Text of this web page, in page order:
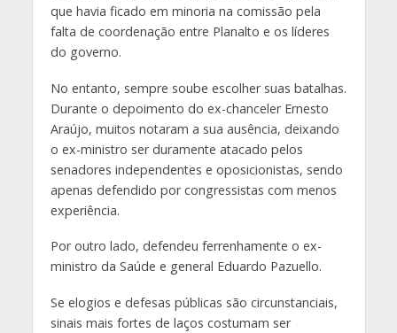
que havia ficado em minoria na comissão pela
falta de coordenação entre Planalto e os líderes
do governo.
No entanto, sempre soube escolher suas batalhas.
Durante o depoimento do ex-chanceler Ernesto
Araújo, muitos notaram a sua ausência, deixando
o ex-ministro ser duramente atacado pelos
senadores independentes e oposicionistas, sendo
apenas defendido por congressistas com menos
experiência.
Por outro lado, defendeu ferrenhamente o ex-
ministro da Saúde e general Eduardo Pazuello.
Se elogios e defesas públicas são circunstanciais,
sinais mais fortes de laços costumam ser